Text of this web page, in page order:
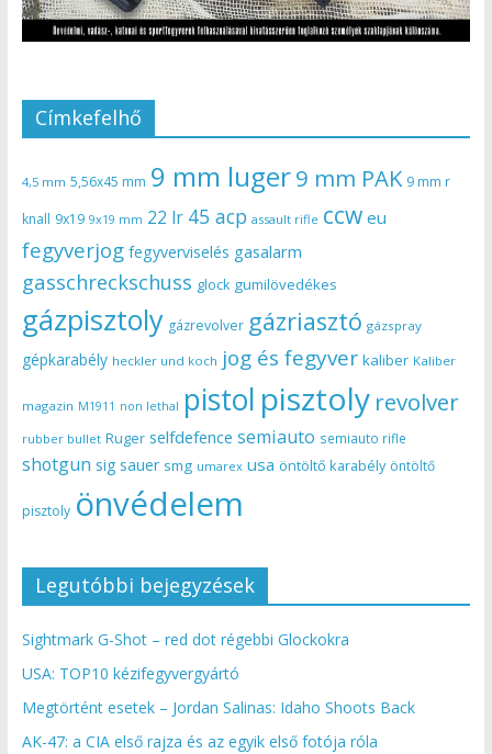
Címkefelhő
4,5 mm 5,56x45 mm 9 mm luger9 mm PAK 9 mm r
knall 9x19 9x19 mm 22 lr 45 acp assault rifle ccw eu
fegyverjog fegyverviselés gasalarm
gasschreckschuss glock gumilövedékes
gázpisztoly gázrevolver gázriasztó gázspray
gépkarabély heckler und koch jog és fegyver kaliber Kaliber
magazin M1911 non lethal pistol pisztoly revolver
rubber bullet Ruger selfdefence semiauto semiauto rifle
shotgun sig sauer smg umarex usa öntöltő karabély öntöltő
pisztoly önvédelem
Legutóbbi bejegyzések
Sightmark G-Shot – red dot régebbi Glockokra
USA: TOP10 kézifegyvergyártó
Megtörtént esetek – Jordan Salinas: Idaho Shoots Back
AK-47: a CIA első rajza és az egyik első fotója róla